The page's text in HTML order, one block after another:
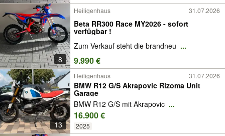
8
Heiligenhaus 31.07.2026
Beta RR300 Race MY2026 - sofort
verfügbar !
Zum Verkauf steht die brandneu ...
9.990 €
13
Heiligenhaus 31.07.2026
BMW R12 G/S Akrapovic Rizoma Unit
Garage
BMW R12 G/S mit Akrapovic ...
16.900 €
2025